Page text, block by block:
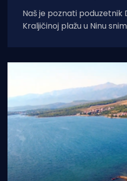
Naš je poznati
Kraljičinoj plažu u Ninu